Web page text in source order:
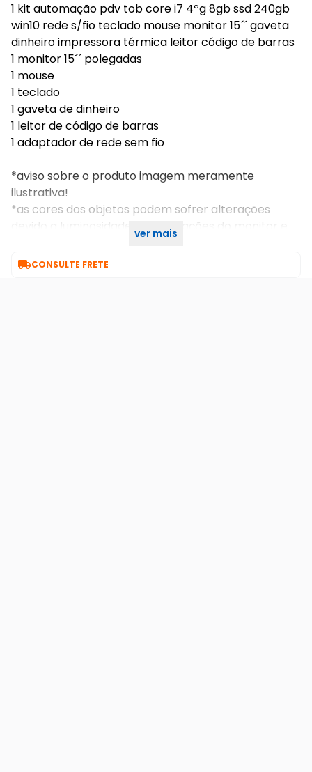
1 kit automação pdv tob core i7 4ªg 8gb ssd 240gb
win10 rede s/fio teclado mouse monitor 15´´ gaveta
dinheiro impressora térmica leitor código de barras
1 monitor 15´´ polegadas
1 mouse
1 teclado
1 gaveta de dinheiro
1 leitor de código de barras
1 adaptador de rede sem fio
*aviso sobre o produto imagem meramente
ilustrativa!
*as cores dos objetos podem sofrer alterações
devido a luminosidade, configurações do monitor e
ver mais
CONSULTE FRETE